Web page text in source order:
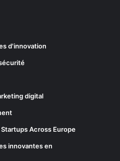
d'innovation
digital
Across Europe
innovantes en